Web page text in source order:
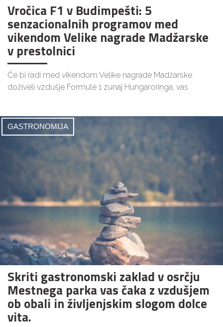
Vročica F1 v Budimpešti: 5
senzacionalnih programov med
vikendom Velike nagrade Madžarske
v prestolnici
Če bi radi med vikendom Velike nagrade Madžarske
doživeli vzdušje Formule 1 zunaj Hungaroringa, vas
GASTRONOMIJA
Skriti gastronomski zaklad v osrčju
Mestnega parka vas čaka z vzdušjem
ob obali in življenjskim slogom dolce
vita.